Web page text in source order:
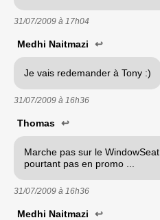
31/07/2009 à 17h04
Medhi Naitmazi ↩
Je vais redemander à Tony :)
31/07/2009 à 16h36
Thomas ↩
Marche pas sur le
pourtant pas en promo ...
31/07/2009 à 16h36
Medhi Naitmazi ↩